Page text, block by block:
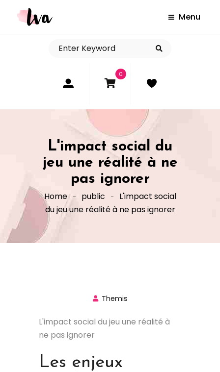
Menu
0
L'impact social du
jeu une réalité à ne
pas ignorer
Home public
L'impact social
du jeu une réalité à ne pas ignorer
Themis
L'impact social du jeu une réalité à
ne pas ignorer
Les enjeux